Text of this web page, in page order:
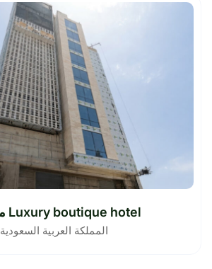
مشروع Luxury boutique hotel
المملكة العربية السعودية